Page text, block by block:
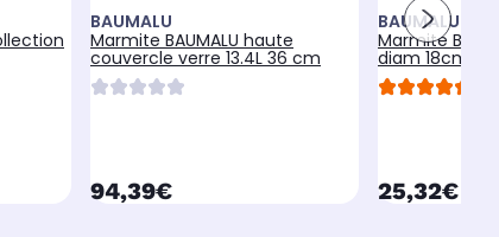
BAUMALU
Marmite BAUMALU haute
couvercle verre 13.4L 36 cm
currentPrice
94,39€
BAUMALU
Marmite
diam 18cm
25,32€